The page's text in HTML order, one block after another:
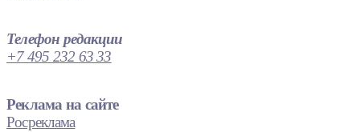
Телефон редакции
+7 495 232 63 33
Реклама на сайте
Росреклама